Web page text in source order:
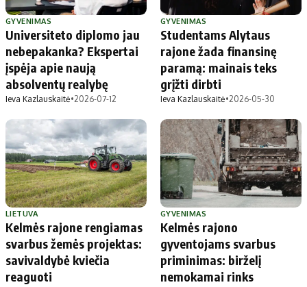
GYVENIMAS
Universiteto diplomo jau
nebepakanka? Ekspertai
įspėja apie naują
absolventų realybę
Ieva Kazlauskaitė•2026-07-12
GYVENIMAS
Studentams Alytaus
rajone žada finansinę
paramą: mainais teks
grįžti dirbti
Ieva Kazlauskaitė•2026-05-30
LIETUVA
Kelmės rajone rengiamas
svarbus žemės projektas:
savivaldybė kviečia
reaguoti
GYVENIMAS
Kelmės rajono
gyventojams svarbus
priminimas: birželį
nemokamai rinks